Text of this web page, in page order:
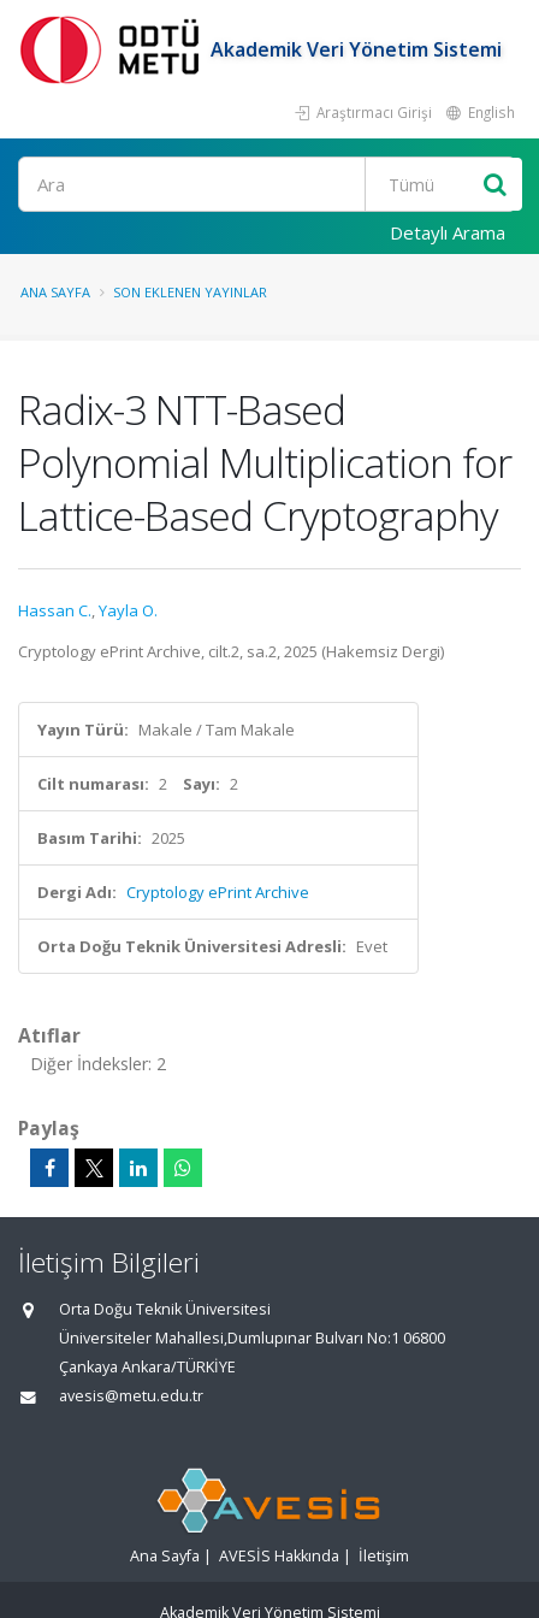
Akademik Veri Yönetim Sistemi
Araştırmacı Girişi English
Ara
Detaylı Arama
ANA SAYFA SON EKLENEN YAYINLAR
Radix-3 NTT-Based
Polynomial Multiplication for
Lattice-Based Cryptography
Hassan C.,Yayla O.
Cryptology ePrint Archive, cilt.2, sa.2, 2025 (Hakemsiz Dergi)
Yayın Türü: Makale / Tam Makale
Cilt numarası: 2 Sayı: 2
Basım Tarihi: 2025
Dergi Adı: Cryptology ePrint Archive
Orta Doğu Teknik Üniversitesi Adresli: Evet
Atıflar
Diğer İndeksler: 2
Paylaş
İletişim Bilgileri
Orta Doğu Teknik Üniversitesi
Üniversiteler Mahallesi,Dumlupınar Bulvarı No:1 06800
Çankaya Ankara/TÜRKİYE
avesis@metu.edu.tr
Ana Sayfa | AVESİS Hakkında | İletişim
Akademik Veri Yönetim Sistemi